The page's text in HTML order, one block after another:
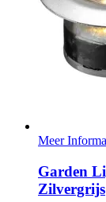
Meer
Garden
Zilvergrijs